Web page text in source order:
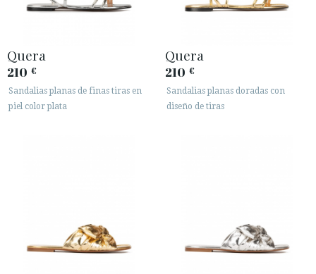
Quera
210 €
Sandalias planas de finas tiras en
piel color plata
Quera
210 €
Sandalias planas doradas con
diseño de tiras